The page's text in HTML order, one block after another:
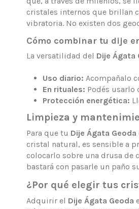
cristales internos que brillan
vibratoria. No existen dos
Cómo combinar tu dije
La versatilidad del Dije Ágata
Uso diario: Acompañalo
En rituales: Podés usarlo
Protección energética:
Limpieza y
Para que tu Dije Ágata Geoda
cristal natural, es sensible a
colocarlo sobre una drusa de
bastará con pasarle un paño
¿Por qué elegir tus
Adquirir el Dije Ágata Geoda